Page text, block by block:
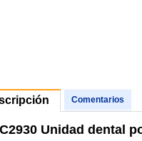
Comentarios
Unidad dental